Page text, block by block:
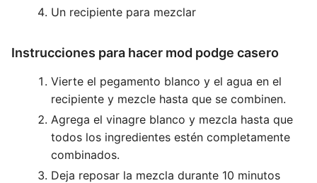
Un recipiente para mezclar
Instrucciones para hacer mod podge casero
Vierte el pegamento blanco y el agua en el
recipiente y mezcle hasta que se combinen.
Agrega el vinagre blanco y mezcla hasta que
todos los ingredientes estén completamente
combinados.
Deja reposar la mezcla durante 10 minutos